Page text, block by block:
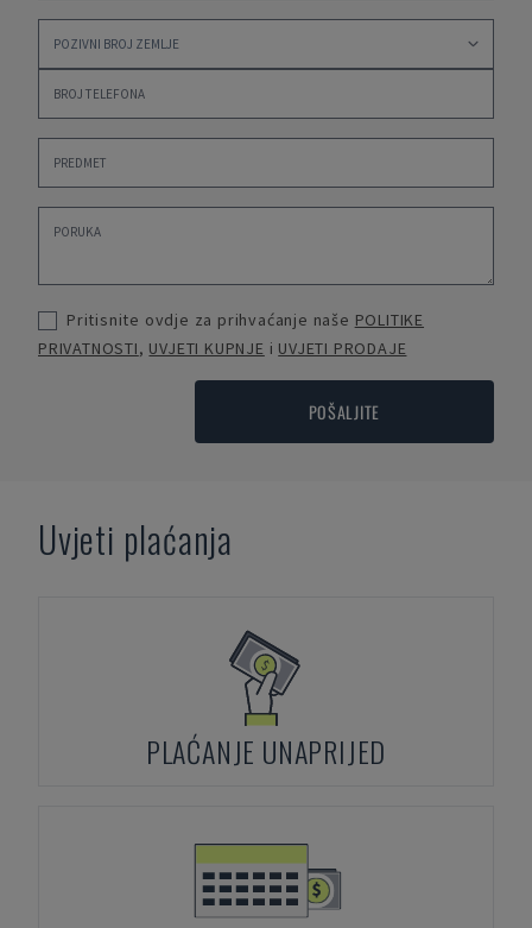
Pritisnite ovdje za prihvaćanje naše POLITIKE
PRIVATNOSTI, UVJETI KUPNJE i UVJETI PRODAJE
POŠALJITE
Uvjeti plaćanja
PLAĆANJE UNAPRIJED